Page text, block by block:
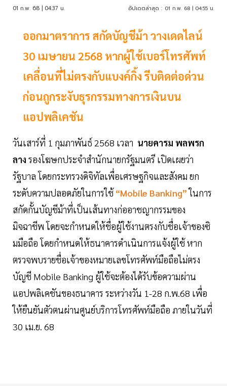
01 ก.พ. 68 | 04:37 น. อัปเดตล่าสุด : 01 ก.พ. 68 | 04:55 น.
ออกมาตราการ สกัดบัญชีม้า วางเดดไลน์
30 เมษายน 2568 หากผู้ใช้เบอร์โทรศัพท์
เคลื่อนที่ไม่ตรงกับแบงค์กิ้ง รีบติดต่อด่วน
ก่อนถูกระงับธุรกรรมทางการเงินบน
แอปพลิเคชัน
วันเสาร์ที่ 1 กุมภาพันธ์ 2568 เวลา นายคารม พลพรก
ลาง รองโฆษกประจำสำนักนายกรัฐมนตรี เปิดเผยว่า
รัฐบาล โดยกระทรวงดิจิทัลเพื่อเศรษฐกิจและสังคม ยก
ระดับความปลอดภัยในการใช้“Mobile Banking”ในการ
สกัดกั้นบัญชีม้าที่เป็นเส้นทางก่ออาชญากรรมของ
มิจฉาชีพ โดยจะกำหนดให้ชื่อผู้ใช้งานตรงกับชื่อเจ้าของซิ
มมือถือ โดยกำหนดให้ธนาคารดำเนินการแจ้งผู้ใช้ หาก
ตรวจพบรายชื่อเจ้าของหมายเลขโทรศัพท์มือถือไม่ตรง
บัญชี Mobile Banking ผู้ใช้จะต้องได้รับข้อความผ่าน
แอปพลิเคชันของธนาคาร ระหว่างวัน 1-28 ก.พ.68 เพื่อ
ให้ยืนยันตัวตนผ่านศูนย์บริการโทรศัพท์มือถือ ภายในวันที่
30 เม.ย. 68